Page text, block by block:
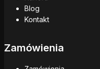
Blog
Kontakt
Zamówienia